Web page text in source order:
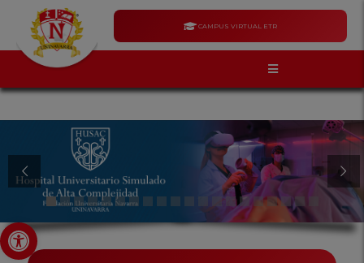
Abrir barra de herramientas
CAMPUS VIRTUAL ETR